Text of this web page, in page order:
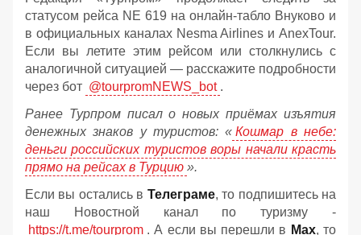
статусом рейса NE 619 на онлайн‑табло Внуково и
в официальных каналах Nesma Airlines и AnexTour.
Если вы летите этим рейсом или столкнулись с
аналогичной ситуацией — расскажите подробности
через бот @tourpromNEWS_bot .
Ранее Турпром писал о новых приёмах изъятия
денежных знаков у туристов: « Кошмар в небе:
деньги российских туристов воры начали красть
прямо на рейсах в Турцию ».
Если вы остались в Телеграме, то подпишитесь на
наш Новостной канал по туризму -
https://t.me/tourprom . А если вы перешли в Мах, то